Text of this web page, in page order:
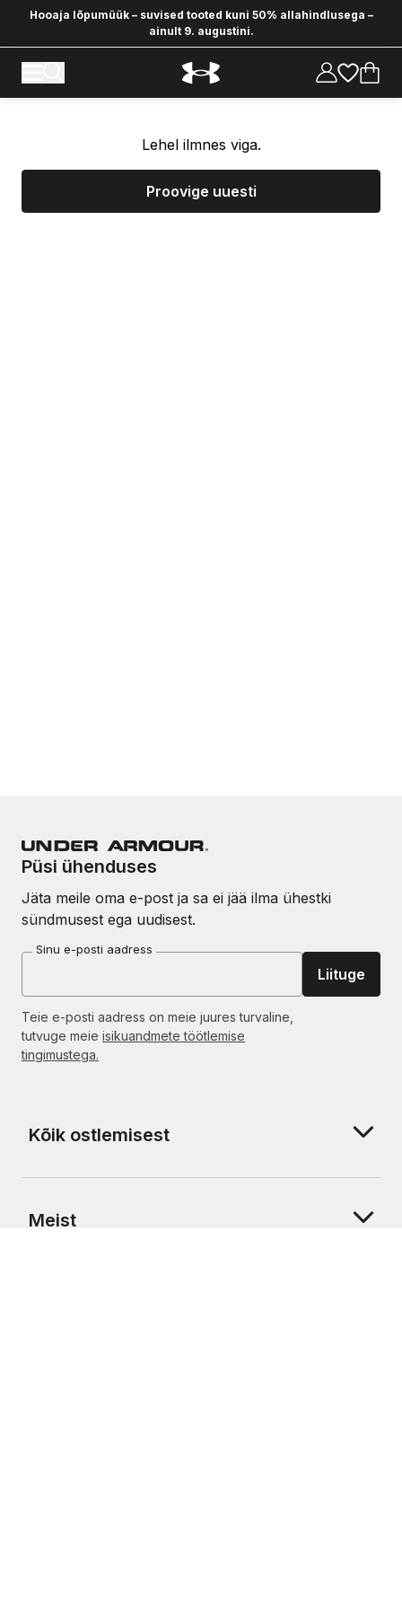
Hooaja lõpumüük – suvised tooted kuni 50% allahindlusega –
ainult 9. augustini.
Lehel ilmnes viga.
Proovige uuesti
Püsi ühenduses
Jäta meile oma e-post ja sa ei jää ilma ühestki
sündmusest ega uudisest.
Sinu e-posti aadress
Liituge
Teie e-posti aadress on meie juures turvaline,
tutvuge meie isikuandmete töötlemise
tingimustega.
Kõik ostlemisest
Meist